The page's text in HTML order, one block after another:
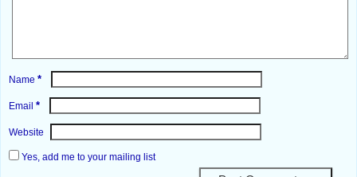
Name *
Email *
Website
Yes, add me to your mailing list